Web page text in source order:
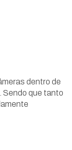
dentro de
Sendo que tanto